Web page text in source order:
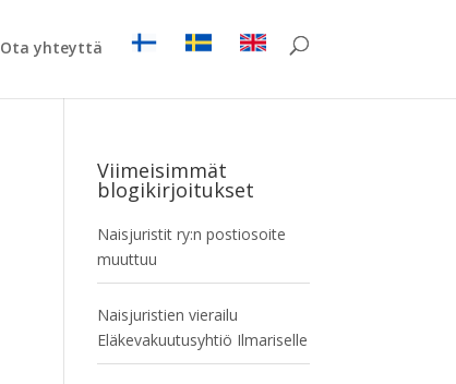
Ota yhteyttä
Viimeisimmät
blogikirjoitukset
Naisjuristit ry:n postiosoite
muuttuu
Naisjuristien vierailu
Eläkevakuutusyhtiö Ilmariselle